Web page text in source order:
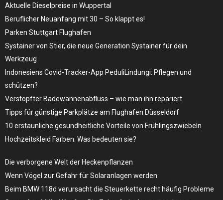
Aktuelle Dieselpreise in Wuppertal
Beruflicher Neuanfang mit 30 – So klappt es!
Parken Stuttgart Flughafen
Systainer von Stier, die neue Generation Systainer für dein
Werkzeug
Indonesiens Covid-Tracker-App PeduliLindungi: Pflegen und
schützen?
Verstopfter Badewannenabfluss – wie man ihn repariert
Tipps für günstige Parkplätze am Flughafen Düsseldorf
10 erstaunliche gesundheitliche Vorteile von Frühlingszwiebeln
Hochzeitskleid Farben: Was bedeuten sie?
Die verborgene Welt der Heckenpflanzen
Wenn Vögel zur Gefahr für Solaranlagen werden
Beim BMW 118d verursacht die Steuerkette recht häufig Probleme